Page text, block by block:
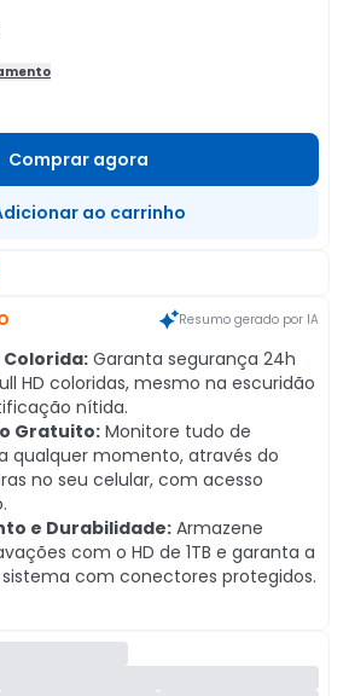
Comprar agora
ao carrinho
Resumo gerado por IA
Garanta segurança 24h
HD coloridas, mesmo na escuridão
nítida.
Gratuito: Monitore tudo de
qualquer momento, através do
no seu celular, com acesso
e Durabilidade: Armazene
com o HD de 1TB e garanta a
com conectores protegidos.